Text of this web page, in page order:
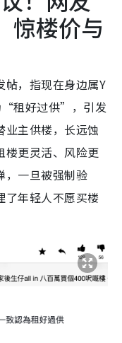
惊楼价与
帖，指现在身边属Y
“租好过供”，引发
业主供楼，长远蚀
楼更灵活、风险更
一旦被强制验
了年轻人不愿买楼